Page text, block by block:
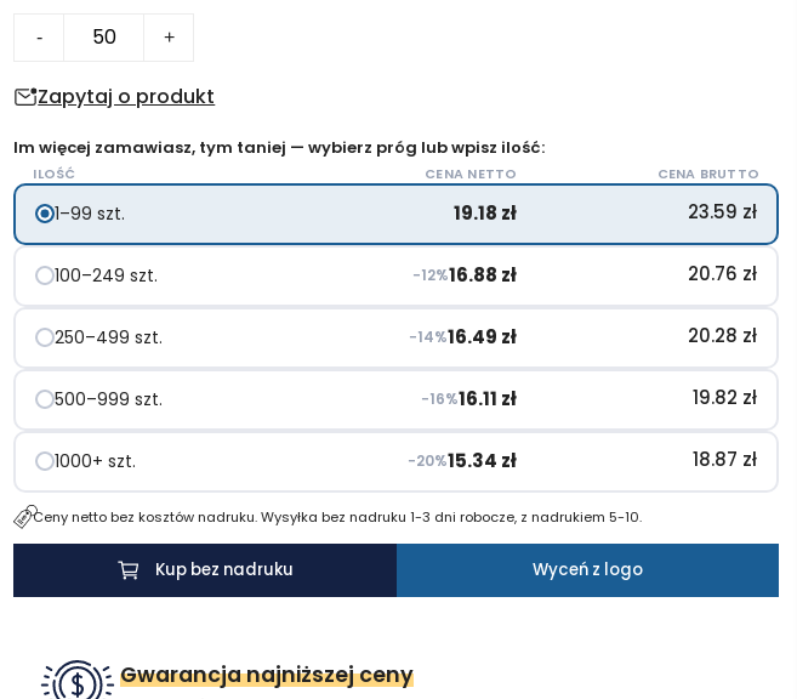
-
okulary
+
Zapytaj o produkt
Im więcej zamawiasz, tym taniej — wybierz próg lub wpisz ilość:
ILOŚĆ CENA NETTO CENA BRUTTO
1–99 szt. 19.18 zł 23.59 zł
100–249 szt. −12%16.88 zł 20.76 zł
250–499 szt. −14%16.49 zł 20.28 zł
500–999 szt. −16%16.11 zł 19.82 zł
1000+ szt. −20%15.34 zł 18.87 zł
Ceny netto bez kosztów nadruku. Wysyłka bez nadruku 1-3 dni robocze, z nadrukiem 5-10.
Kup bez nadruku Wyceń z logo
Gwarancja najniższej ceny